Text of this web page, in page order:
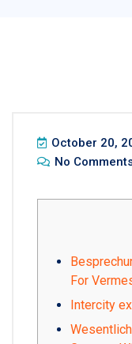
October 20,
No
For
Intercity